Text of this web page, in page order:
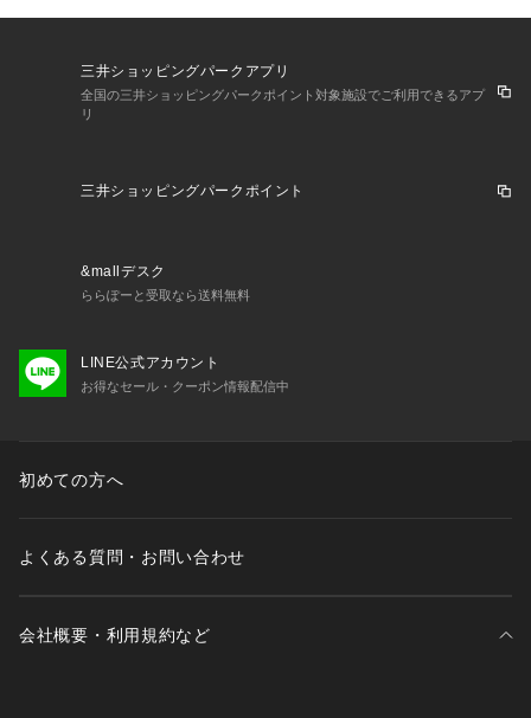
三井ショッピングパークアプリ
全国の三井ショッピングパークポイント対象施設でご利用できるアプ
リ
三井ショッピングパークポイント
&mallデスク
ららぽーと受取なら送料無料
LINE公式アカウント
お得なセール・クーポン情報配信中
初めての方へ
よくある質問・お問い合わせ
会社概要・利用規約など